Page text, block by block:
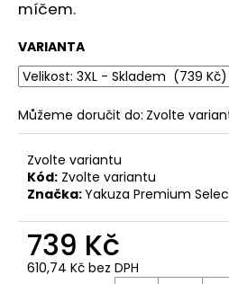
míčem.
VARIANTA
Můžeme doručit do: Zvolte
Zvolte variantu
Kód: Zvolte variantu
Značka:Yakuza Premium
739 Kč
610,74 Kč bez DPH
r
u
č
u
e
m
e
PÁNSKÉ
TEPLÁKY
YAKUZA
PREMIUM